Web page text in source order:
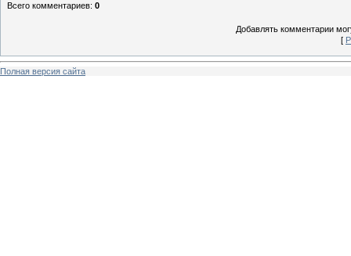
Всего комментариев: 0
Добавлять комментарии
[
Полная версия сайта